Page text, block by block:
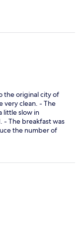
the original city of
very clean. - The
little slow in
The breakfast was
the number of
to be under-utilized
star pools. Overall a